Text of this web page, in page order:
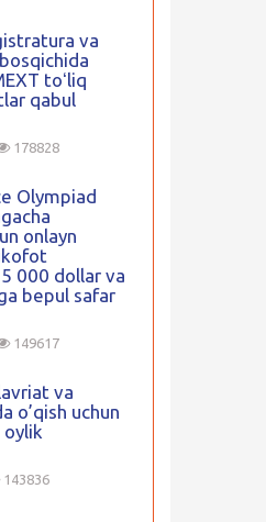
va
toʻliq
qabul
178828
Olympiad
onlayn
000 dollar va
bepul safar
149617
va
o’qish uchun
oylik
143836